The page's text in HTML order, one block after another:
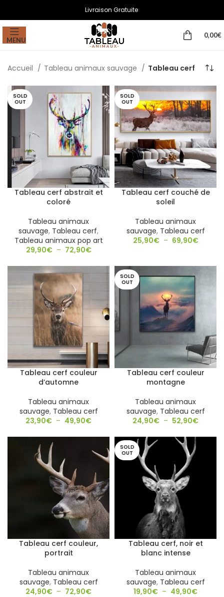
Livraison Gratuite
MENU
0,00€
Accueil Tableau animaux sauvage Tableau cerf
SOLD
OUT
Tableau cerf abstrait et
coloré
Tableau animaux
sauvage, Tableau cerf,
Tableau animaux pop art
29,90€ – 72,90€
SOLD
OUT
Tableau cerf couché de
soleil
Tableau animaux
sauvage, Tableau cerf
25,90€ – 69,90€
Tableau cerf couleur
d’automne
Tableau animaux
sauvage, Tableau cerf
23,90€ – 49,90€
SOLD
OUT
Tableau cerf couleur
montagne
Tableau animaux
sauvage, Tableau cerf
24,90€ – 52,90€
Tableau cerf couleur,
portrait
Tableau animaux
sauvage, Tableau cerf
24,90€ – 72,90€
SOLD
OUT
Tableau cerf, noir et
blanc intense
Tableau animaux
sauvage, Tableau cerf
19,90€ – 49,90€